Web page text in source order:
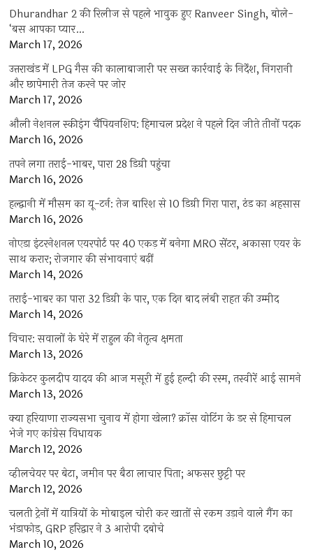
Dhurandhar 2 की रिलीज से पहले भावुक हुए Ranveer Singh, बोले-
‘बस आपका प्यार…
March 17, 2026
उत्तराखंड में LPG गैस की कालाबाजारी पर सख्त कार्रवाई के निर्देश, निगरानी
और छापेमारी तेज करने पर जोर
March 17, 2026
औली नेशनल स्कीइंग चैंपियनशिप: हिमाचल प्रदेश ने पहले दिन जीते तीनों पदक
March 16, 2026
तपने लगा तराई-भाबर, पारा 28 डिग्री पहुंचा
March 16, 2026
हल्द्वानी में मौसम का यू-टर्न: तेज बारिश से 10 डिग्री गिरा पारा, ठंड का अहसास
March 16, 2026
नोएडा इंटरनेशनल एयरपोर्ट पर 40 एकड़ में बनेगा MRO सेंटर, अकासा एयर के
साथ करार; रोजगार की संभावनाएं बढ़ीं
March 14, 2026
तराई-भाबर का पारा 32 डिग्री के पार, एक दिन बाद लंबी राहत की उम्मीद
March 14, 2026
विचार: सवालों के घेरे में राहुल की नेतृत्व क्षमता
March 13, 2026
क्रिकेटर कुलदीप यादव की आज मसूरी में हुई हल्दी की रस्म, तस्वीरें आई सामने
March 13, 2026
क्या हरियाणा राज्यसभा चुनाव में होगा खेला? क्रॉस वोटिंग के डर से हिमाचल
भेजे गए कांग्रेस विधायक
March 12, 2026
व्हीलचेयर पर बेटा, जमीन पर बैठा लाचार पिता; अफसर छुट्टी पर
March 12, 2026
चलती ट्रेनों में यात्रियों के मोबाइल चोरी कर खातों से रकम उड़ाने वाले गैंग का
भंडाफोड़, GRP हरिद्वार ने 3 आरोपी दबोचे
March 10, 2026